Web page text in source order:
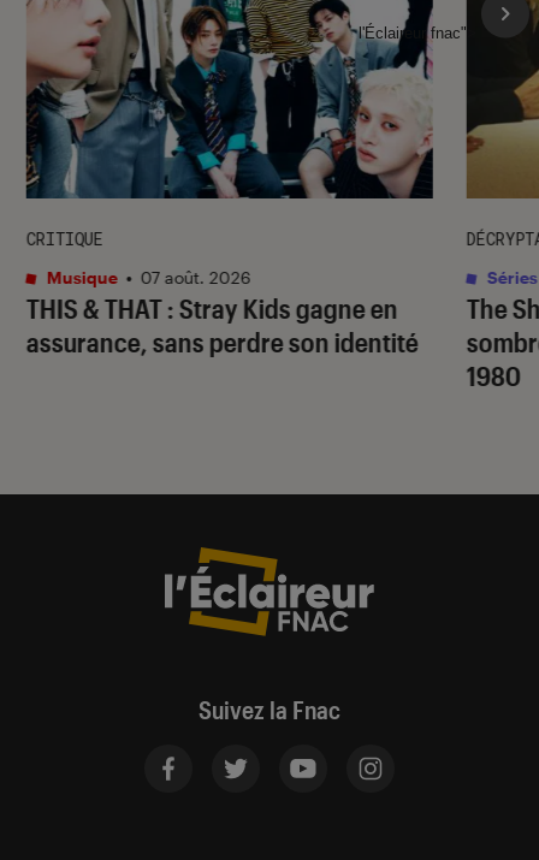
THIS & THAT: Stray Kids gagne en
assurance, sans perdre son identité
CRITIQUE
Musique • 07 août. 2026
The
1980
Séries
l'Éclaireur fnac">
Suivez la Fnac